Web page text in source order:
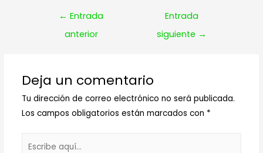
Navegación
← Entrada
anterior
Entrada
siguiente →
Deja un comentario
Tu dirección de correo electrónico no será publicada.
Los campos obligatorios están marcados con *